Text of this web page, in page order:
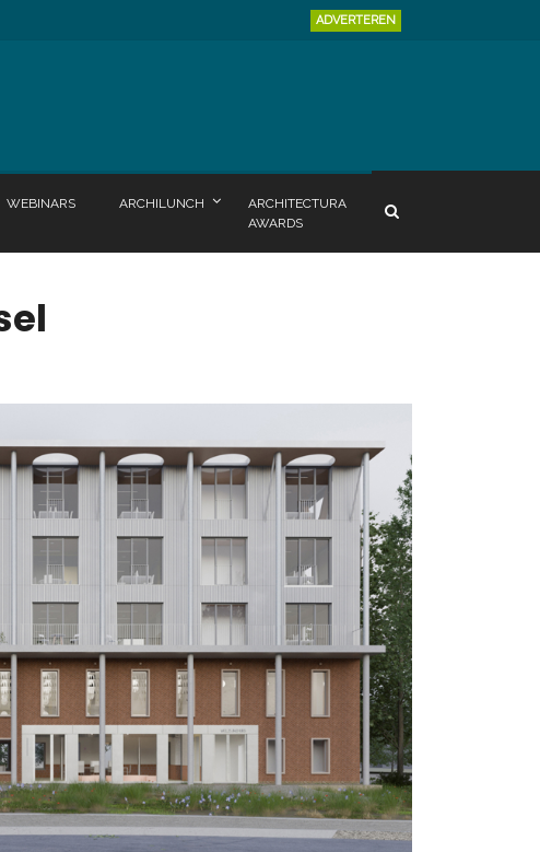
ADVERTEREN
WEBINARS ARCHILUNCH
ARCHITECTURA
AWARDS